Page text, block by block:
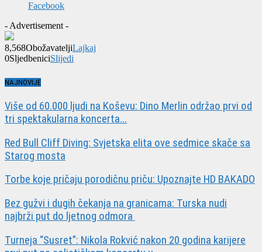
Facebook
- Advertisement -
8,568ObožavateljiLajkaj
0SljedbeniciSlijedi
NAJNOVIJE
Više od 60.000 ljudi na Koševu: Dino Merlin održao prvi od
tri spektakularna koncerta...
Red Bull Cliff Diving: Svjetska elita ove sedmice skače sa
Starog mosta
Torbe koje pričaju porodičnu priču: Upoznajte HD BAKADO
Bez gužvi i dugih čekanja na granicama: Turska nudi
najbrži put do ljetnog odmora
Turneja “Susret”: Nikola Rokvić nakon 20 godina karijere